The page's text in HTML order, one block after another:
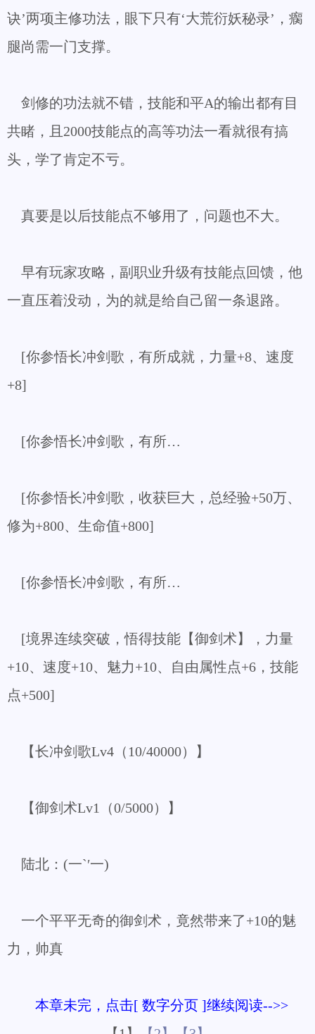
诀’两项主修功法，眼下只有‘大荒衍妖秘录’，瘸
腿尚需一门支撑。
剑修的功法就不错，技能和平A的输出都有目
共睹，且2000技能点的高等功法一看就很有搞
头，学了肯定不亏。
真要是以后技能点不够用了，问题也不大。
早有玩家攻略，副职业升级有技能点回馈，他
一直压着没动，为的就是给自己留一条退路。
[你参悟长冲剑歌，有所成就，力量+8、速度
+8]
[你参悟长冲剑歌，有所…
[你参悟长冲剑歌，收获巨大，总经验+50万、
修为+800、生命值+800]
[你参悟长冲剑歌，有所…
[境界连续突破，悟得技能【御剑术】，力量
+10、速度+10、魅力+10、自由属性点+6，技能
点+500]
【长冲剑歌Lv4（10/40000）】
【御剑术Lv1（0/5000）】
陆北：(一`′一)
一个平平无奇的御剑术，竟然带来了+10的魅
力，帅真
本章未完，点击[ 数字分页 ]继续阅读-->>